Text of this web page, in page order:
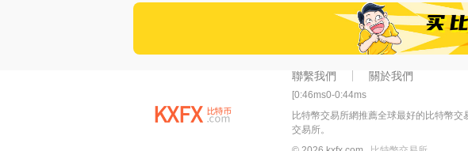
聯繫我們 關於我們
[0:46ms0-0:44ms
比特幣交易所網推薦全球最好的比特幣
交易所。